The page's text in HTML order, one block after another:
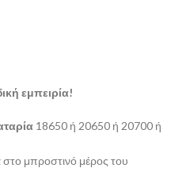
εμπειρία!
18650 ή 20650 ή 20700 ή
μπροστινό μέρος του